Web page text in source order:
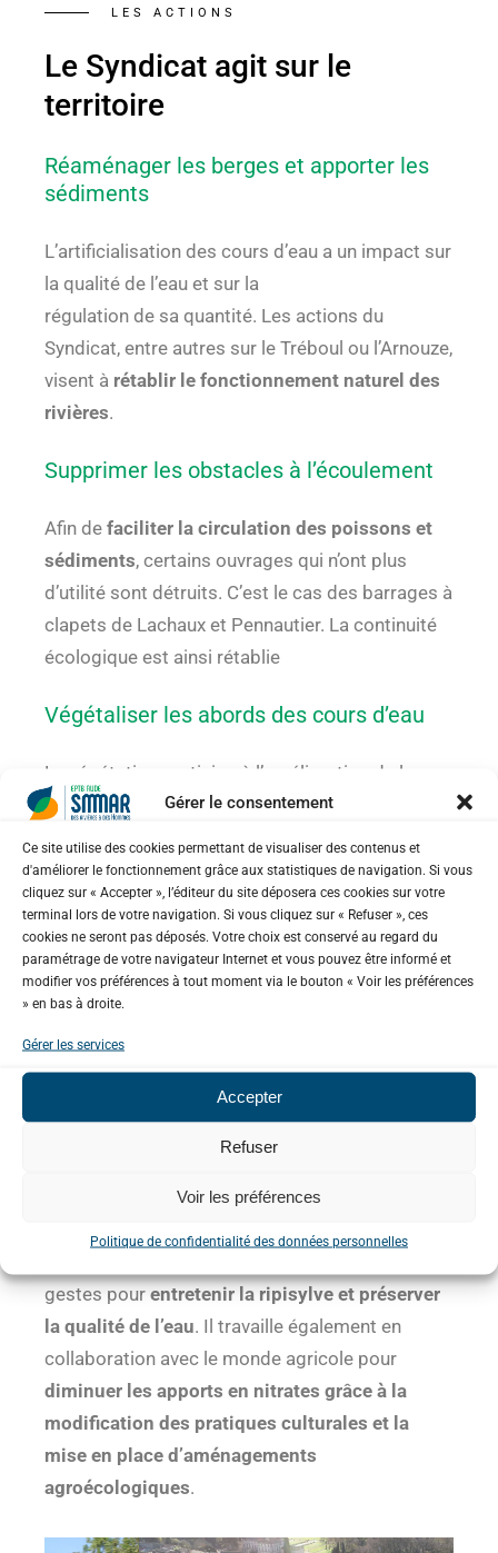
Gérer le consentement
Ce site utilise des cookies permettant de visualiser des contenus et
d'améliorer le fonctionnement grâce aux statistiques de navigation. Si vous
cliquez sur « Accepter », l’éditeur du site déposera ces cookies sur votre
terminal lors de votre navigation. Si vous cliquez sur « Refuser », ces
cookies ne seront pas déposés. Votre choix est conservé au regard du
paramétrage de votre navigateur Internet et vous pouvez être informé et
modifier vos préférences à tout moment via le bouton « Voir les préférences
» en bas à droite.
Gérer les services
Accepter
Refuser
Voir les préférences
Politique de confidentialité des données personnelles
LES ACTIONS
Le Syndicat agit sur le
territoire
Réaménager les berges et apporter les
sédiments
L’artificialisation des cours d’eau a un impact sur
la qualité de l’eau et sur la
régulation de sa quantité. Les actions du
Syndicat, entre autres sur le Tréboul ou l’Arnouze,
visent à rétablir le fonctionnement naturel des
rivières.
Supprimer les obstacles à l’écoulement
Afin defaciliter la circulation des poissons et
sédiments, certains ouvrages qui n’ont plus
d’utilité sont détruits. C’est le cas des barrages à
clapets de Lachaux et Pennautier. La continuité
écologique est ainsi rétablie
Végétaliser les abords des cours d’eau
La végétation participe à l’amélioration de la
qualité de l’eau, à la préservation de la
biodiversité et permet de limiter l’érosion des
sols. En favorisant laplantation de haies en
zones agricoles, le projetFresqu’haieparticipe
également à la libre circulation des espèces.
Etudier les mécanismes des inondations
Des études sont menées par le Syndicat afin de
sur le territoire et de
solutions de protection adaptées
Sensibiliser et accompagner
gestes pourentretenir la ripisylve et préserver
la qualité de l’eau. Il travaille également en
collaboration avec le monde agricole pour
diminuer les apports en nitrates grâce à la
modification des pratiques culturales et la
mise en place d’aménagements
agroécologiques.